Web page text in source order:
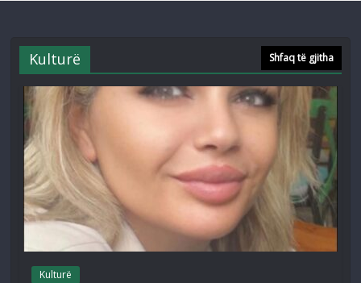
Kulturë Shfaq të gjitha
Kulturë